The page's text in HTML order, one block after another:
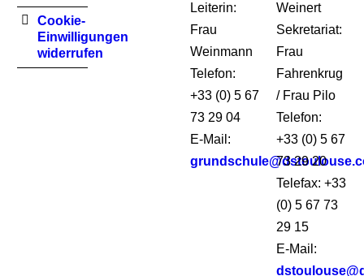
Cookie-
Einwilligungen
widerrufen
Leiterin:
Frau
Weinmann
Telefon:
+33 (0) 5 67
73 29 04
E-Mail:
Weinert
Sekretariat:
Frau
Fahrenkrug
/ Frau Pilo
Telefon:
+33 (0) 5 67
73 29 20
Telefax: +33
(0) 5 67 73
29 15
E-Mail: